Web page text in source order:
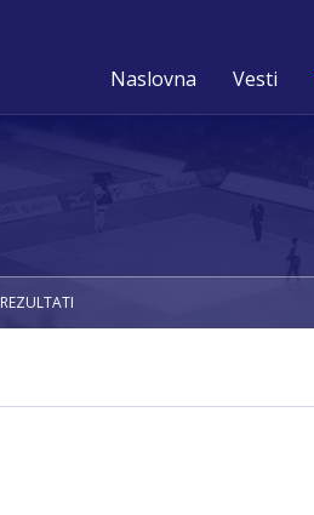
Naslovna Vesti
REZULTATI